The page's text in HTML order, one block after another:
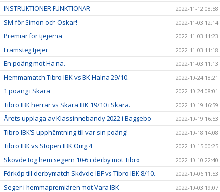
INSTRUKTIONER FUNKTIONÄR 2022-11-12 08:58
SM för Simon och Oskar! 2022-11-03 12:14
Premiär för tjejerna 2022-11-03 11:23
Framsteg tjejer 2022-11-03 11:18
En poäng mot Halna. 2022-11-03 11:13
Hemmamatch Tibro IBK vs BK Halna 29/10. 2022-10-24 18:21
1 poäng i Skara 2022-10-24 08:01
Tibro IBK herrar vs Skara IBK 19/10 i Skara. 2022-10-19 16:59
Årets upplaga av Klassinnebandy 2022 i Baggebo 2022-10-19 16:53
Tibro IBK’S upphämtning till var sin poäng! 2022-10-18 14:08
Tibro IBK vs Stöpen IBK Omg.4 2022-10-15 00:25
Skövde tog hem segern 10-6 i derby mot Tibro 2022-10-10 22:40
Förköp till derbymatch Skövde IBF vs Tibro IBK 8/10. 2022-10-06 11:53
Seger i hemmapremiären mot Vara IBK 2022-10-03 19:07